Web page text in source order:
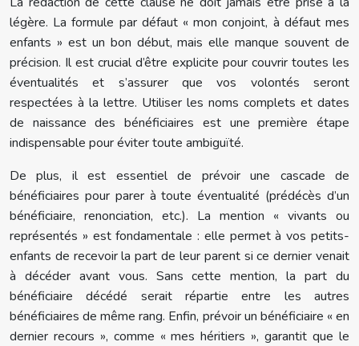
légère. La formule par défaut « mon conjoint, à défaut mes
enfants » est un bon début, mais elle manque souvent de
précision. Il est crucial d’être explicite pour couvrir toutes les
éventualités et s’assurer que vos volontés seront
respectées à la lettre. Utiliser les noms complets et dates
de naissance des bénéficiaires est une première étape
indispensable pour éviter toute ambiguïté.
De plus, il est essentiel de prévoir une cascade de
bénéficiaires pour parer à toute éventualité (prédécès d’un
bénéficiaire, renonciation, etc.). La mention « vivants ou
représentés » est fondamentale : elle permet à vos petits-
enfants de recevoir la part de leur parent si ce dernier venait
à décéder avant vous. Sans cette mention, la part du
bénéficiaire décédé serait répartie entre les autres
bénéficiaires de même rang. Enfin, prévoir un bénéficiaire « en
dernier recours », comme « mes héritiers », garantit que le